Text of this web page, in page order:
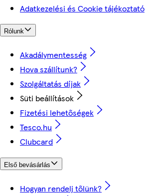
Adatkezelési és Cookie tájékoztató
Rólunk
Akadálymentesség
Hova szállítunk?
Szolgáltatás díjak
Süti beállítások
Fizetési lehetőségek
Tesco.hu
Clubcard
Első bevásárlás
Hogyan rendelj tőlünk?